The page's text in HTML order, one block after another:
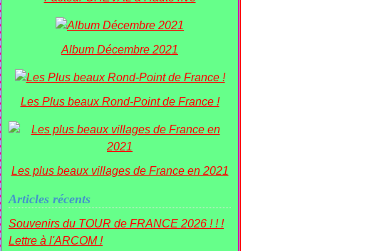
Album Décembre 2021
Les Plus beaux Rond-Point de France !
Les plus beaux villages de France en 2021
Articles récents
Souvenirs du TOUR de FRANCE 2026 ! ! !
Lettre à l'ARCOM !